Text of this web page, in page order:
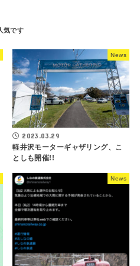
News
2023.03.29
軽井沢モーターギャザリング、こ
としも開催!!
News